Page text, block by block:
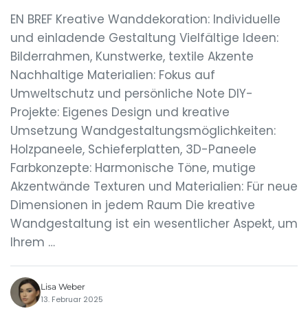
EN BREF Kreative Wanddekoration: Individuelle
und einladende Gestaltung Vielfältige Ideen:
Bilderrahmen, Kunstwerke, textile Akzente
Nachhaltige Materialien: Fokus auf
Umweltschutz und persönliche Note DIY-
Projekte: Eigenes Design und kreative
Umsetzung Wandgestaltungsmöglichkeiten:
Holzpaneele, Schieferplatten, 3D-Paneele
Farbkonzepte: Harmonische Töne, mutige
Akzentwände Texturen und Materialien: Für neue
Dimensionen in jedem Raum Die kreative
Wandgestaltung ist ein wesentlicher Aspekt, um
Ihrem …
Lisa Weber
13. Februar 2025